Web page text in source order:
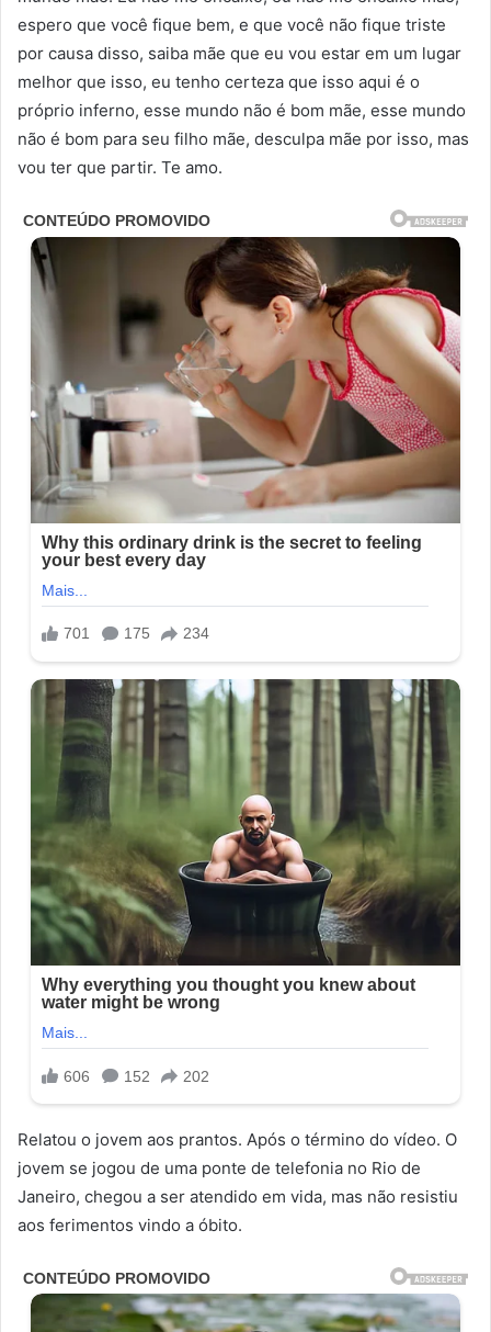
espero que você fique bem, e que você não fique triste
por causa disso, saiba mãe que eu vou estar em um lugar
melhor que isso, eu tenho certeza que isso aqui é o
próprio inferno, esse mundo não é bom mãe, esse mundo
não é bom para seu filho mãe, desculpa mãe por isso, mas
vou ter que partir. Te amo.
Relatou o jovem aos prantos. Após o término do vídeo. O
jovem se jogou de uma ponte de telefonia no Rio de
Janeiro, chegou a ser atendido em vida, mas não resistiu
aos ferimentos vindo a óbito.